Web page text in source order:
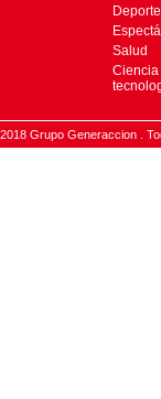
Salud
Ciencia
2018 Grupo Generaccion .